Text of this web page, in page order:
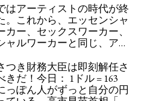
はアーティストの時代が終
。これから、エッセンシャ
カー、セックスワーカー、
ャルワーカーと同じ、アー
the word "artist" into the word "Art
to "Essential Worker", "Sex Worker"
Worker")
つき財務大臣は即刻解任さ
きだ！今日： 1ドル = 163
っぽん人がずっと自分の円